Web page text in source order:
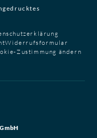
Widerrufsformular
Zustimmung ändern